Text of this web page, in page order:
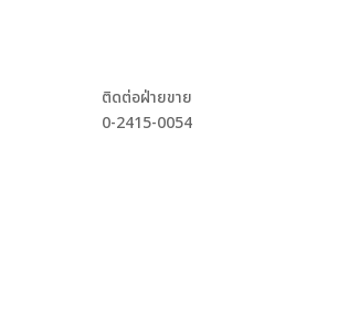
ติดต่อฝ่ายขาย
0-2415-0054